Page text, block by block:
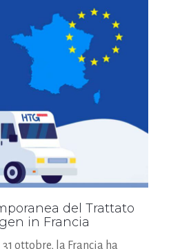
del Trattato
in Francia
ottobre, la Francia ha